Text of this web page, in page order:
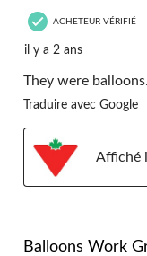
ACHETEUR VÉRIFIÉ
il y a 2 ans
They were
Traduire avec Google
Affiché
Balloons Work